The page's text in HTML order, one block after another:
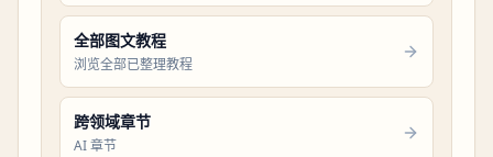
全部图文教程
浏览全部已整理教程
跨领域章节
AI 章节